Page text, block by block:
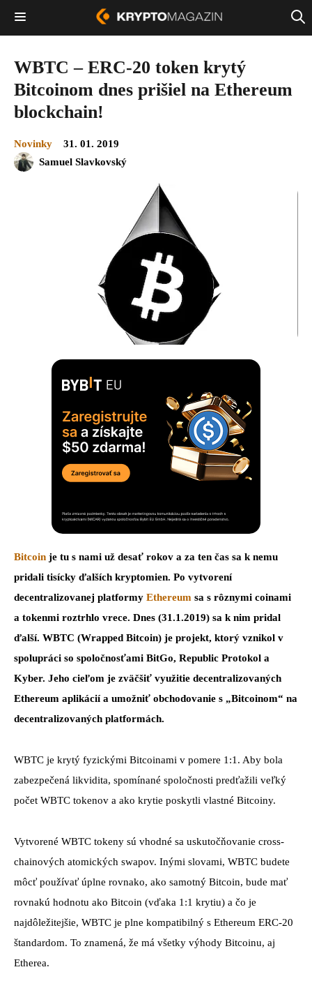
WBTC – ERC-20 token krytý
Bitcoinom dnes prišiel na Ethereum
blockchain!
Novinky
31. 01. 2019
Samuel Slavkovský
Bitcoin je tu s nami už desať rokov a za ten čas sa k nemu
pridali tisícky ďalších kryptomien. Po vytvorení
decentralizovanej platformy Ethereum sa s rôznymi coinami
a tokenmi roztrhlo vrece. Dnes (31.1.2019) sa k nim pridal
ďalší. WBTC (Wrapped Bitcoin) je projekt, ktorý vznikol v
spolupráci so spoločnosťami BitGo, Republic Protokol a
Kyber. Jeho cieľom je zväčšiť využitie decentralizovaných
Ethereum aplikácií a umožniť obchodovanie s „Bitcoinom“ na
decentralizovaných platformách.
WBTC je krytý fyzickými Bitcoinami v pomere 1:1. Aby bola
zabezpečená likvidita, spomínané spoločnosti predťažili veľký
počet WBTC tokenov a ako krytie poskytli vlastné Bitcoiny.
Vytvorené WBTC tokeny sú vhodné sa uskutočňovanie cross-
chainových atomických swapov. Inými slovami, WBTC budete
môcť používať úplne rovnako, ako samotný Bitcoin, bude mať
rovnakú hodnotu ako Bitcoin (vďaka 1:1 krytiu) a čo je
najdôležitejšie, WBTC je plne kompatibilný s Ethereum ERC-20
štandardom. To znamená, že má všetky výhody Bitcoinu, aj
Etherea.